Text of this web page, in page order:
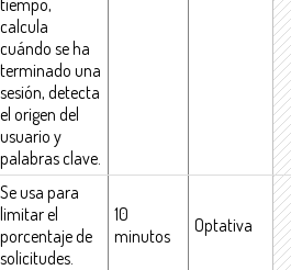
calcula
cuándo se ha
terminado una
sesión, detecta
el origen del
usuario y
palabras clave.
Se usa para
limitar el
porcentaje de
solicitudes.
10
minutos
Optativa